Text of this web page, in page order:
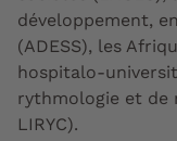
développement,
(ADESS), les
hospitalo-
rythmologie et de
LIRYC).